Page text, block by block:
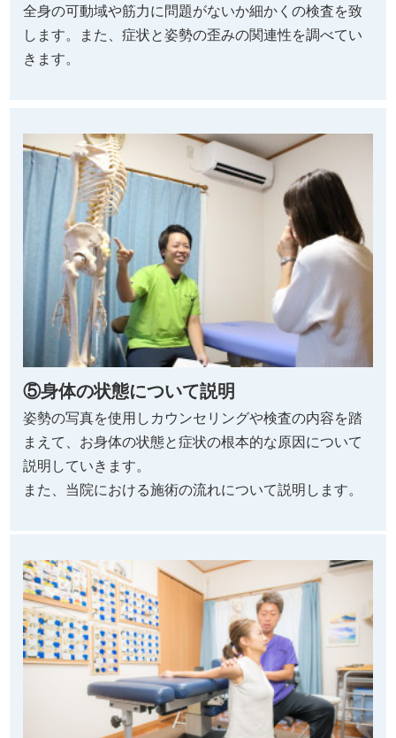
全身の可動域や筋力に問題がないか細かくの検査を致
します。また、症状と姿勢の歪みの関連性を調べてい
きます。
⑤身体の状態について説明
姿勢の写真を使用しカウンセリングや検査の内容を踏
まえて、お身体の状態と症状の根本的な原因について
説明していきます。
また、当院における施術の流れについて説明します。